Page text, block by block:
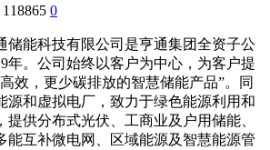
118865 0
储能科技有限公司是亨通集团全资子公
年。公司始终以客户为中心，为客户提
效，更少碳排放的智慧储能产品”。同
源和虚拟电厂，致力于绿色能源利用和
提供分布式光伏、工商业及户用储能、
能互补微电网、区域能源及智慧能源管